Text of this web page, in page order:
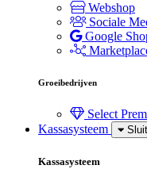
Webshop
Sociale
Google
Groeibedrijven
Select
Kassasysteem
Kassasysteem